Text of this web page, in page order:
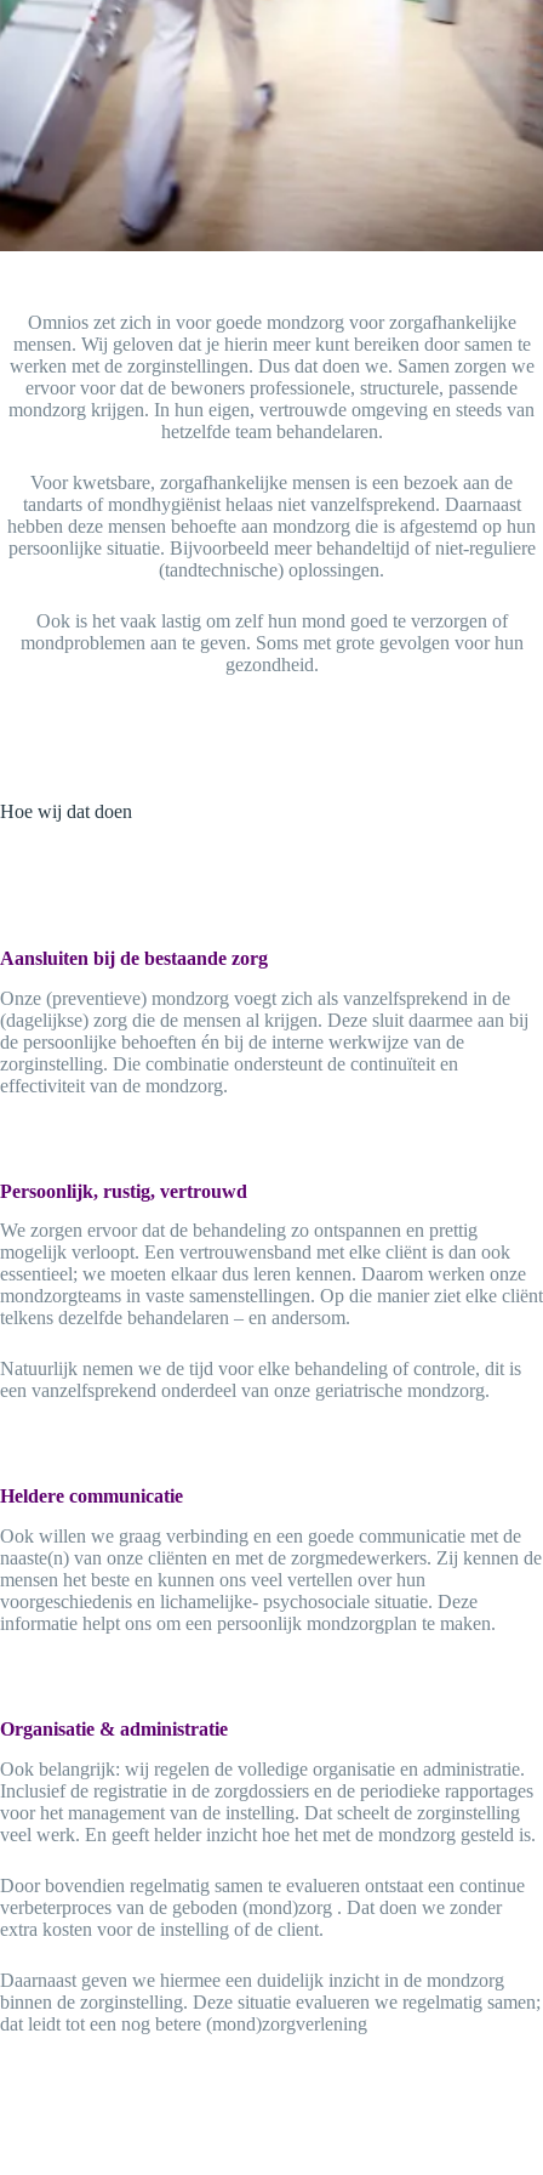
Omnios zet zich in voor goede mondzorg voor zorgafhankelijke
mensen. Wij geloven dat je hierin meer kunt bereiken door samen te
werken met de zorginstellingen. Dus dat doen we. Samen zorgen we
ervoor voor dat de bewoners professionele, structurele, passende
mondzorg krijgen. In hun eigen, vertrouwde omgeving en steeds van
hetzelfde team behandelaren.
Voor kwetsbare, zorgafhankelijke mensen is een bezoek aan de
tandarts of mondhygiënist helaas niet vanzelfsprekend. Daarnaast
hebben deze mensen behoefte aan mondzorg die is afgestemd op hun
persoonlijke situatie. Bijvoorbeeld meer behandeltijd of niet-reguliere
(tandtechnische) oplossingen.
Ook is het vaak lastig om zelf hun mond goed te verzorgen of
mondproblemen aan te geven. Soms met grote gevolgen voor hun
gezondheid.
Hoe wij dat doen
Aansluiten bij de bestaande zorg
Onze (preventieve) mondzorg voegt zich als vanzelfsprekend in de
(dagelijkse) zorg die de mensen al krijgen. Deze sluit daarmee aan bij
de persoonlijke behoeften én bij de interne werkwijze van de
zorginstelling. Die combinatie ondersteunt de continuïteit en
effectiviteit van de mondzorg.
Persoonlijk, rustig, vertrouwd
We zorgen ervoor dat de behandeling zo ontspannen en prettig
mogelijk verloopt. Een vertrouwensband met elke cliënt is dan ook
essentieel; we moeten elkaar dus leren kennen. Daarom werken onze
mondzorgteams in vaste samenstellingen. Op die manier ziet elke cliënt
telkens dezelfde behandelaren – en andersom.
Natuurlijk nemen we de tijd voor elke behandeling of controle, dit is
een vanzelfsprekend onderdeel van onze geriatrische mondzorg.
Heldere communicatie
Ook willen we graag verbinding en een goede communicatie met de
naaste(n) van onze cliënten en met de zorgmedewerkers. Zij kennen de
mensen het beste en kunnen ons veel vertellen over hun
voorgeschiedenis en lichamelijke- psychosociale situatie. Deze
informatie helpt ons om een persoonlijk mondzorgplan te maken.
Organisatie & administratie
Ook belangrijk: wij regelen de volledige organisatie en administratie.
Inclusief de registratie in de zorgdossiers en de periodieke rapportages
voor het management van de instelling. Dat scheelt de zorginstelling
veel werk. En geeft helder inzicht hoe het met de mondzorg gesteld is.
Door bovendien regelmatig samen te evalueren ontstaat een continue
verbeterproces van de geboden (mond)zorg . Dat doen we zonder
extra kosten voor de instelling of de client.
Daarnaast geven we hiermee een duidelijk inzicht in de mondzorg
binnen de zorginstelling. Deze situatie evalueren we regelmatig samen;
dat leidt tot een nog betere (mond)zorgverlening